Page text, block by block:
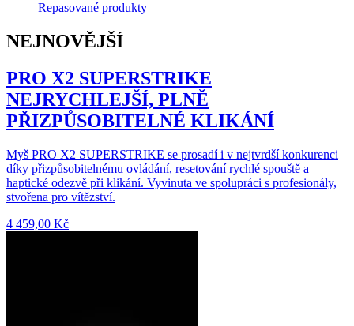
Repasované produkty
NEJNOVĚJŠÍ
PRO X2 SUPERSTRIKE
NEJRYCHLEJŠÍ, PLNĚ
PŘIZPŮSOBITELNÉ KLIKÁNÍ
Myš PRO X2 SUPERSTRIKE se prosadí i v nejtvrdší konkurenci
díky přizpůsobitelnému ovládání, resetování rychlé spouště a
haptické odezvě při klikání. Vyvinuta ve spolupráci s profesionály,
stvořena pro vítězství.
4 459,00 Kč